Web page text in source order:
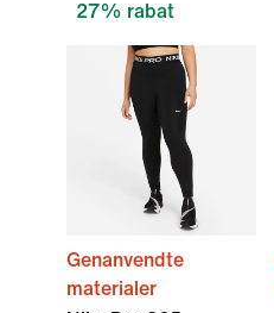
27% rabat
Genanvendte
materialer